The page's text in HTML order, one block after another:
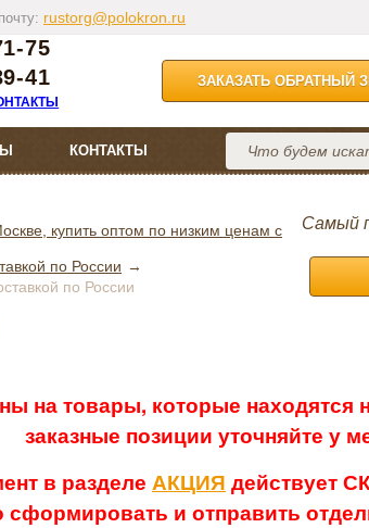
rustorg@polokron.ru
75
41
ЗАКАЗАТЬ ОБРАТНЫЙ
КОНТАКТЫ
купить оптом по низким ценам с
по России
по России
Самый
на товары, которые находятся
заказные позиции уточняйте у
в разделе АКЦИЯ действует
и отправить